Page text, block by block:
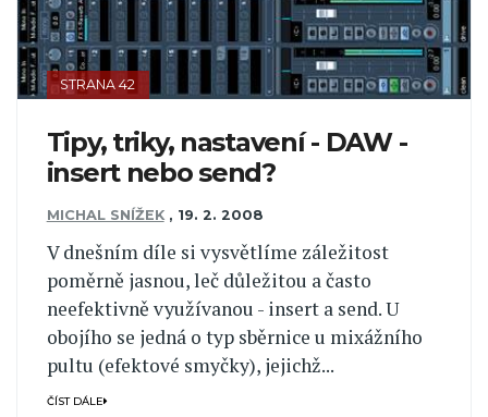
STRANA 42
Tipy, triky, nastavení - DAW -
insert nebo send?
MICHAL SNÍŽEK , 19. 2. 2008
V dnešním díle si vysvětlíme záležitost
poměrně jasnou, leč důležitou a často
neefektivně využívanou - insert a send. U
obojího se jedná o typ sběrnice u mixážního
pultu (efektové smyčky), jejichž...
ČÍST DÁLE